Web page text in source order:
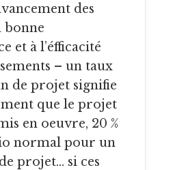
des
bonne
et à l’éfficacité
– un taux
de projet signifie
que le projet
en oeuvre, 20 %
normal pour un
projet… si ces